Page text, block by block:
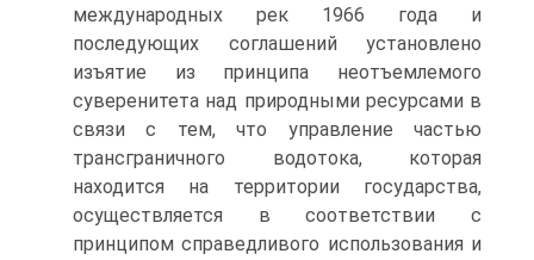
международных рек 1966 года и
последующих соглашений установлено
изъятие из принципа неотъемлемого
суверенитета над природными ресурсами в
связи с тем, что управление частью
трансграничного водотока, которая
находится на территории государства,
осуществляется в соответствии с
принципом справедливого использования и